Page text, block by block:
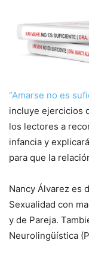
“Amarse no es
incluye ejercicios
los lectores a
infancia y
para que la
Nancy Álvarez es
Sexualidad con
y de Pareja.
Neurolingüística